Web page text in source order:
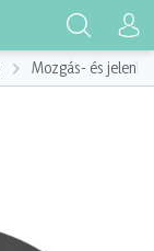
Mozgás- és